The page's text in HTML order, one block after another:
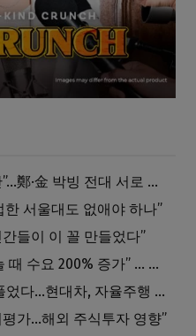
“게임 끝났다” vs “내가 과반”…鄭·金 박빙 전대 서로 우위 주장
서울대도 없애야 하나”
들이 이 꼴 만들었다”
머스크 “메모리 생산 20% 늘 때 수요 200% 증가” … 반도체 매출 1조달러 눈 앞
엔비디아, ‘알파마요’ 빗장 풀었다…현대차, 자율주행 속도내나
평가…해외 주식투자 영향”